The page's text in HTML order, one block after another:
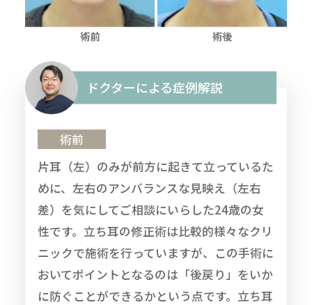
ドクターによる症例解説
術前
片耳（左）のみが前方に起きて立っているた
めに、左右のアンバランスな見映え（左右
差）を気にしてご相談にいらした24歳の女
性です。立ち耳の修正術は比較的様々なクリ
ニックで施術を行っていますが、この手術に
おいてポイントとなるのは「後戻り」をいか
に防ぐことができるかという点です。立ち耳